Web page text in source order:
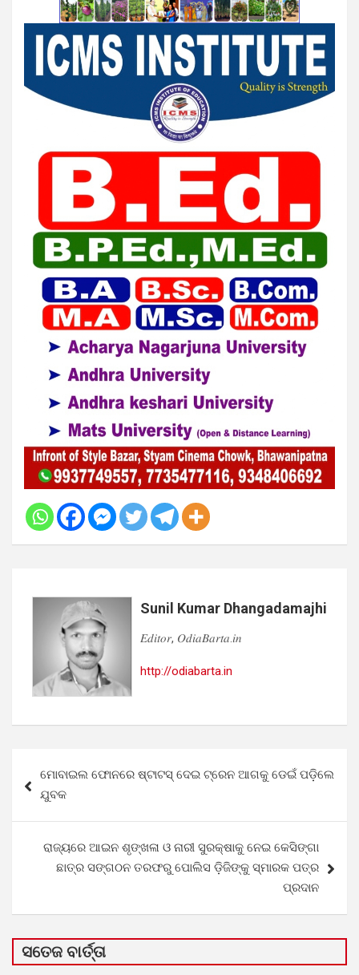
Sunil Kumar Dhangadamajhi
𝐸𝑑𝑖𝑡𝑜𝑟, 𝑂𝑑𝑖𝑎𝐵𝑎𝑟𝑡𝑎.𝑖𝑛
http://odiabarta.in
navigation
ମୋବାଇଲ ଫୋନରେ ଷ୍ଟାଟସ୍ ଦେଇ ଟ୍ରେନ ଆଗକୁ ଡେଇଁ ପଡ଼ିଲେ
ଯୁବକ
ରାଜ୍ୟରେ ଆଇନ ଶୃଙ୍ଖଳା ଓ ନାରୀ ସୁରକ୍ଷାକୁ ନେଇ କେସିଙ୍ଗା
ଛାତ୍ର ସଙ୍ଗଠନ ତରଫରୁ ପୋଲିସ ଡ଼ିଜିଙ୍କୁ ସ୍ମାରକ ପତ୍ର
ପ୍ରଦାନ
ସତେଜ ବାର୍ତ୍ତା